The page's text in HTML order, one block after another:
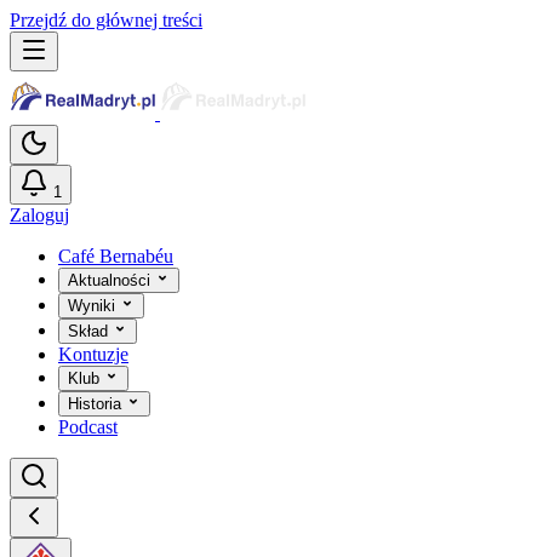
Przejdź do głównej treści
1
Zaloguj
Café Bernabéu
Aktualności
Wyniki
Skład
Kontuzje
Klub
Historia
Podcast